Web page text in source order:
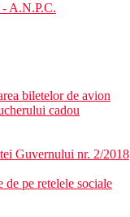
A.N.P.C.
biletelor de avion
cadou
Guvernului nr. 2/2018
de pe retelele sociale